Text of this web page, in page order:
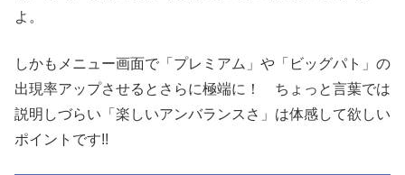
よ。
しかもメニュー画面で「プレミアム」や「ビッグパト」の
出現率アップさせるとさらに極端に！ ちょっと言葉では
説明しづらい「楽しいアンバランスさ」は体感して欲しい
ポイントです!!